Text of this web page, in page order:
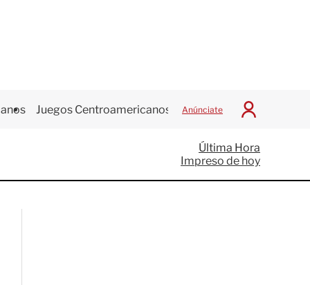
Juegos Centroamericanos Anúnciate
I
c
i
a
Última Hora
Impreso de hoy